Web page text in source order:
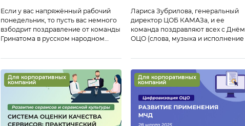
Если у вас напряжённый рабочий
понедельник, то пусть вас немного
взбодрит поздравление от команды
Гринатома в русском народном
Лариса Зубрилова, генеральный
директор ЦОБ КАМАЗа, и ее
команда поздравляют всех с Днём
ОЦО (слова, музыка и
это новаторы)
Для корпоративных
компаний
Для корпоративных
компаний